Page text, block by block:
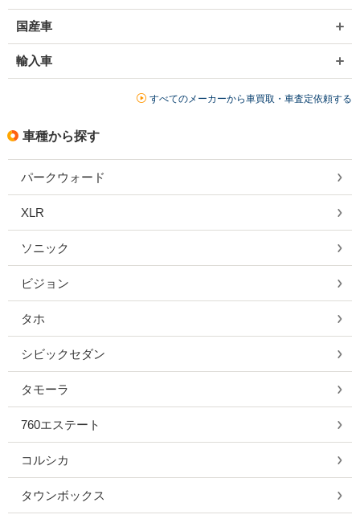
国産車
輸入車
すべてのメーカーから車買取・車査定依頼する
車種から探す
パークウォード
XLR
ソニック
ビジョン
タホ
シビックセダン
タモーラ
760エステート
コルシカ
タウンボックス